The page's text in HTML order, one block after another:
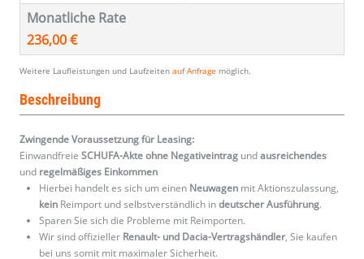
Monatliche Rate
236,00 €
Weitere Laufleistungen und Laufzeiten auf Anfrage möglich.
Beschreibung
Zwingende Voraussetzung für Leasing:
Einwandfreie SCHUFA-Akte ohne Negativeintrag undausreichendes
und regelmäßiges Einkommen
Hierbei handelt es sich um einen Neuwagen mit Aktionszulassung,
kein Reimport und selbstverständlich indeutscher Ausführung.
Sparen Sie sich die Probleme mit Reimporten.
Wir sind offizieller Renault- und Dacia-Vertragshändler, Sie kaufen
bei uns somit mit maximaler Sicherheit.